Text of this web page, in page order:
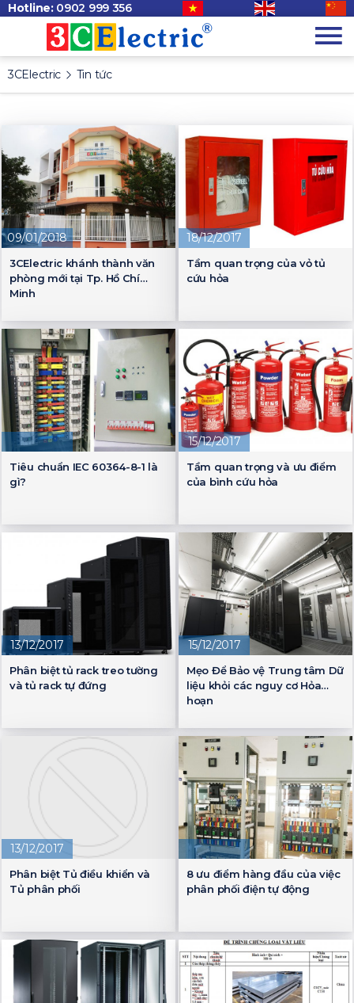
Hotline: 0902 999 356
3CElectric Tin tức
09/01/2018
3CElectric khánh thành văn
phòng mới tại Tp. Hồ Chí
Minh
18/12/2017
Tầm quan trọng của vỏ tủ
cứu hỏa
Tiêu chuẩn IEC 60364-8-1 là
gì?
15/12/2017
Tầm quan trọng và ưu điểm
của bình cứu hỏa
13/12/2017
Phân biệt tủ rack treo tường
và tủ rack tự đứng
15/12/2017
Mẹo Để Bảo vệ Trung tâm Dữ
liệu khỏi các nguy cơ Hỏa
hoạn
13/12/2017
Phân biệt Tủ điều khiển và
Tủ phân phối
8 ưu điểm hàng đầu của việc
phân phối điện tự động